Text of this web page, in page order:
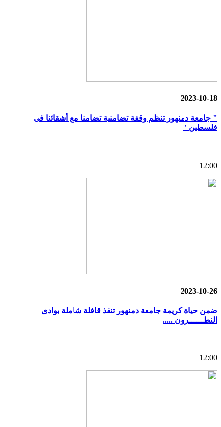
2023-10-18
" جامعة دمنهور تنظم وقفة تضامنية تضامنا مع أشقائنا فى
فلسطين "
12:00
2023-10-26
ضمن حياة كريمة جامعة دمنهور تنفذ قافلة شاملة بوادى
النطــــــرون .....
12:00